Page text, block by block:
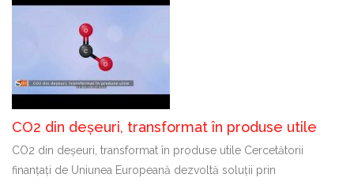
CO2 din deșeuri, transformat în produse utile
CO2 din deșeuri, transformat în produse utile Cercetătorii
finanțați de Uniunea Europeană dezvoltă soluții prin